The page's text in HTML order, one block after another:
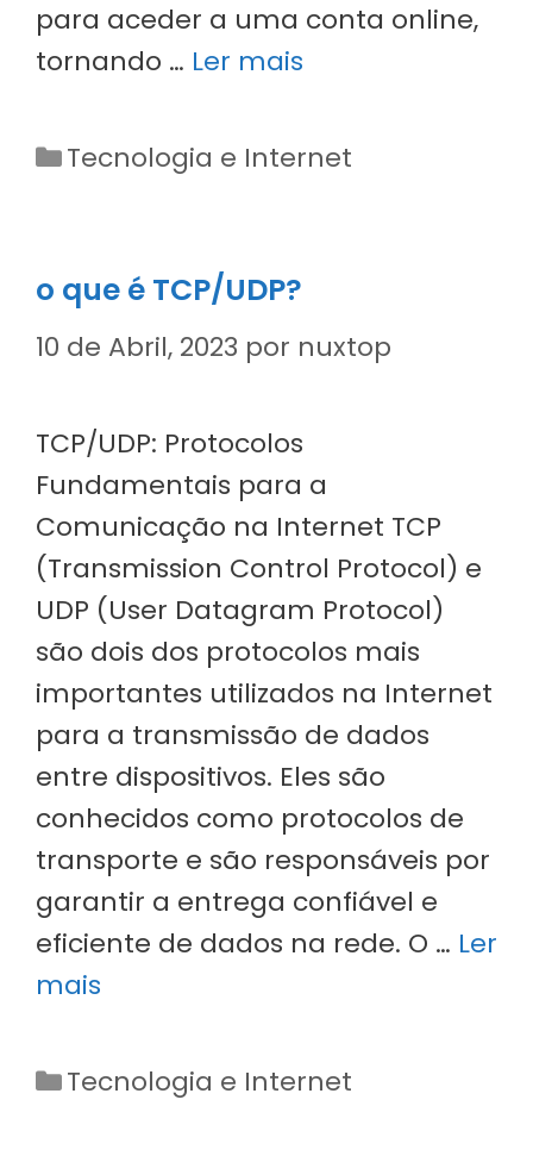
para aceder a uma conta online,
tornando … Ler mais
Categorias
Tecnologia e Internet
o que é TCP/UDP?
10 de Abril, 2023 por nuxtop
TCP/UDP: Protocolos
Fundamentais para a
Comunicação na Internet TCP
(Transmission Control Protocol) e
UDP (User Datagram Protocol)
são dois dos protocolos mais
importantes utilizados na Internet
para a transmissão de dados
entre dispositivos. Eles são
conhecidos como protocolos de
transporte e são responsáveis por
garantir a entrega confiável e
eficiente de dados na rede. O … Ler
mais
Categorias
Tecnologia e Internet